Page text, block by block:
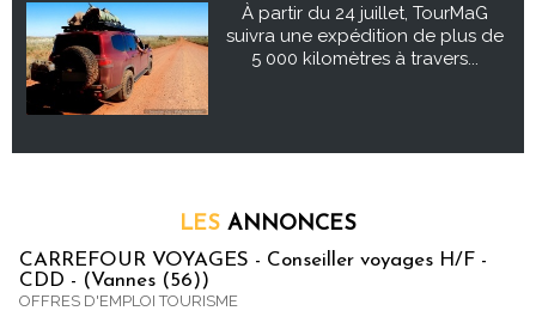
À partir du 24 juillet, TourMaG
suivra une expédition de plus de
5 000 kilomètres à travers...
LES ANNONCES
CARREFOUR VOYAGES - Conseiller voyages H/F -
CDD - (Vannes (56))
OFFRES D'EMPLOI TOURISME